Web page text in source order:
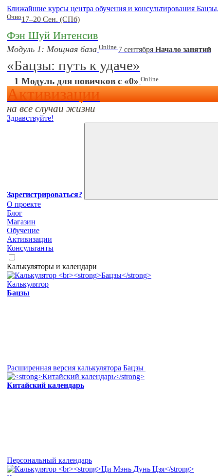
Ближайшие курсы центра обучения и консультирования
Очно17–20 Сен. (СПб)
Фэн Шуй Интенсив
Модуль 1: Мощная база Online 7 сентября Начало занятий
«Бацзы: путь к удаче»
1 Модуль для новичков с «0» Online
Активизации
на все случаи жизни
Здравствуйте!
Зарегистрироваться?
О проекте
Блог
Магазин
Обучение
Активизации
Консультанты
Калькуляторы и календари
Калькулятор
Бацзы
Расширенная версия калькулятора Бацзы
Китайский календарь
Персональный календарь